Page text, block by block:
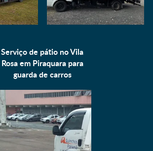
Serviço de pátio no Vila
Rosa em Piraquara para
guarda de carros